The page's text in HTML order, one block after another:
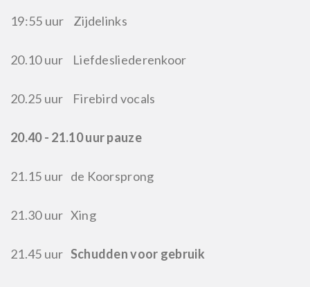
19:55 uur Zijdelinks
20.10 uur Liefdesliederenkoor
20.25 uur Firebird vocals
20.40 - 21.10 uur pauze
21.15 uur de Koorsprong
21.30 uur Xing
21.45 uur Schudden voor gebruik